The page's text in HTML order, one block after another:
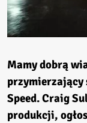
Mamy dobrą
przymierzający
Speed. Craig
produkcji,